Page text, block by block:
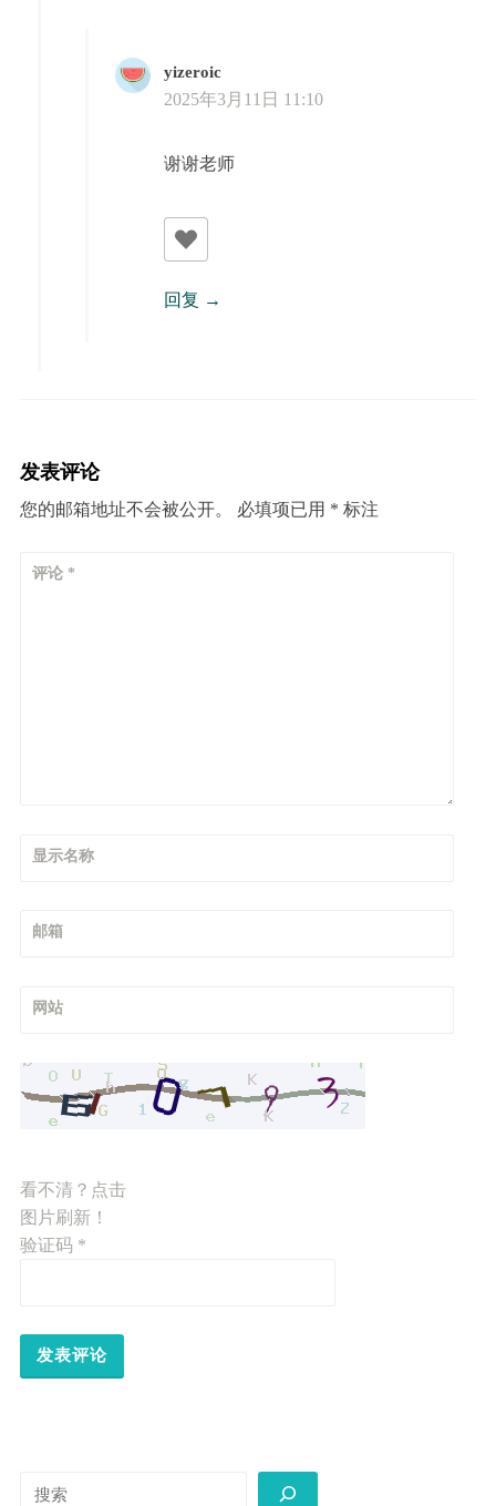
yizeroic
2025年3月11日 11:10
谢谢老师
回复
发表评论
您的邮箱地址不会被公开。 必填项已用 * 标注
评论 *
显示名称
邮箱
网站
看不清？点击
图片刷新！
验证码 *